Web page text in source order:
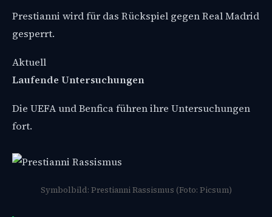
Prestianni wird für das Rückspiel gegen Real Madrid
gesperrt.
Aktuell
Laufende Untersuchungen
Die UEFA und Benfica führen ihre Untersuchungen
fort.
Symbolbild: Prestianni Rassismus (Foto: Picsum)